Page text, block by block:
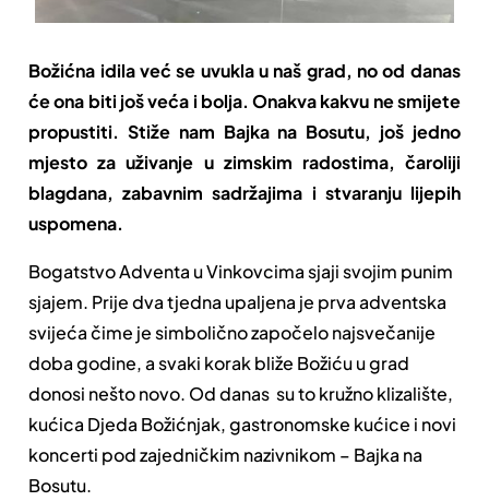
Božićna idila već se uvukla u naš grad, no od danas
će ona biti još veća i bolja. Onakva kakvu ne smijete
propustiti. Stiže nam Bajka na Bosutu, još jedno
mjesto za uživanje u zimskim radostima, čaroliji
blagdana, zabavnim sadržajima i stvaranju lijepih
uspomena.
Bogatstvo Adventa u Vinkovcima sjaji svojim punim
sjajem. Prije dva tjedna upaljena je prva adventska
svijeća čime je simbolično započelo najsvečanije
doba godine, a svaki korak bliže Božiću u grad
donosi nešto novo. Od danas su to kružno klizalište,
kućica Djeda Božićnjak, gastronomske kućice i novi
koncerti pod zajedničkim nazivnikom – Bajka na
Bosutu.